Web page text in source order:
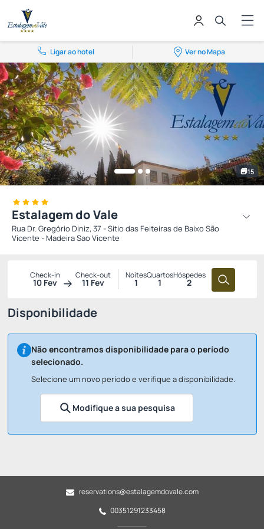
Ligar ao hotel Ver no Mapa
15
Estalagem do Vale
Rua Dr. Gregório Diniz, 37 - Sitio das Feiteiras de Baixo São
Vicente - Madeira Sao Vicente
Check-in
10 Fev
Check-out
11 Fev
Noites
1
Quartos
1
Hóspedes
2
Disponibilidade
Não encontramos disponibilidade para o período
selecionado.
Selecione um novo período e verifique a disponibilidade.
Modifique a sua pesquisa
reservations@estalagemdovale.com
00351291233458